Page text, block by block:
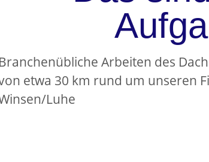
Branchenübliche Arbeiten des
etwa 30 km rund um unseren
Luhe